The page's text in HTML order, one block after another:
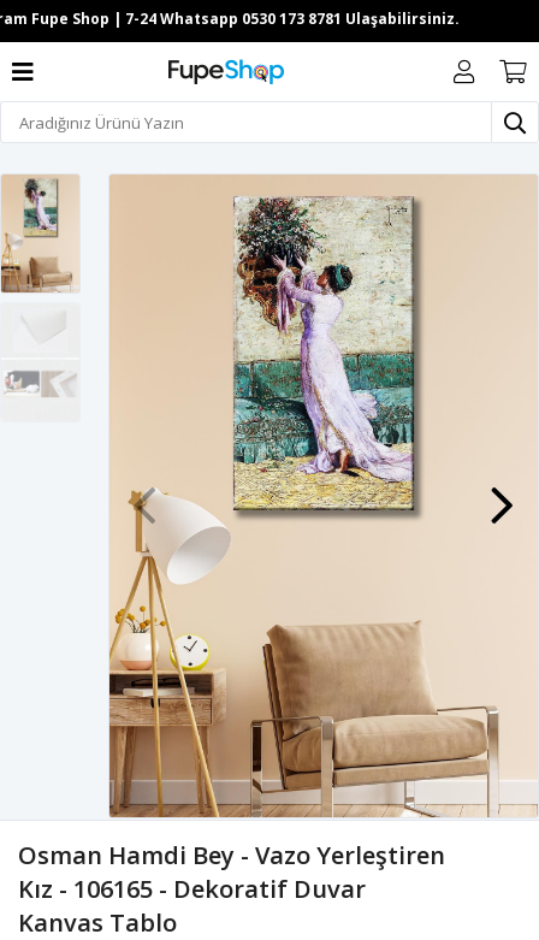
Osman Hamdi Bey - Vazo Yerleştiren
Kız - 106165 - Dekoratif Duvar
Kanvas Tablo